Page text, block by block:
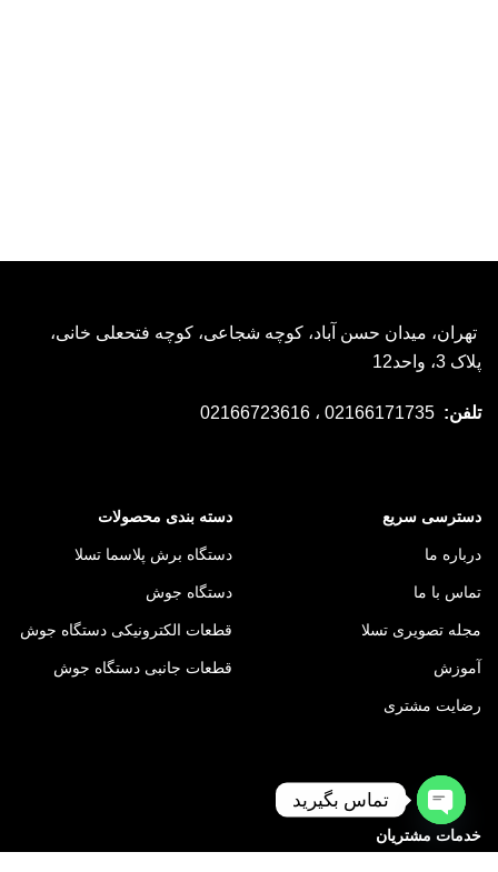
تهران، میدان حسن آباد، کوچه شجاعی، کوچه فتحعلی خانی،
پلاک 3، واحد12
تلفن:
دسترسی سریع
درباره ما
تماس با ما
مجله تصویری تسلا
آموزش
رضایت مشتری
دسته بندی محصولات
دستگاه برش پلاسما تسلا
دستگاه جوش
قطعات الکترونیکی دستگاه جوش
قطعات جانبی دستگاه جوش
خدمات مشتریان
تماس بگیرید
Open